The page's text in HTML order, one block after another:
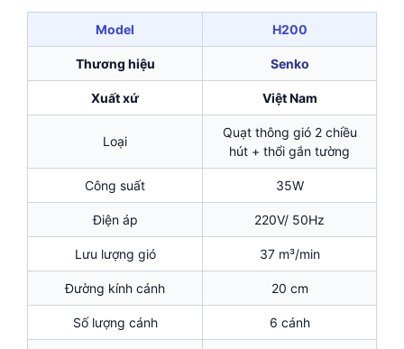
Model H200
Thương hiệu Senko
Xuất xứ Việt Nam
Loại
Quạt thông gió 2 chiều
hút + thổi gắn tường
Công suất 35W
Điện áp 220V/ 50Hz
Lưu lượng gió 37 m³/min
Đường kính cánh 20 cm
Số lượng cánh 6 cánh